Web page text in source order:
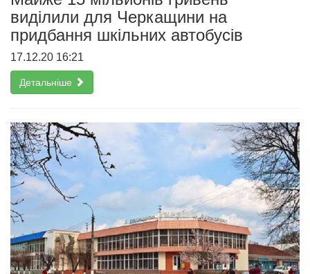
виділили для Черкащини на
придбання шкільних автобусів
17.12.20 16:21
Детальніше